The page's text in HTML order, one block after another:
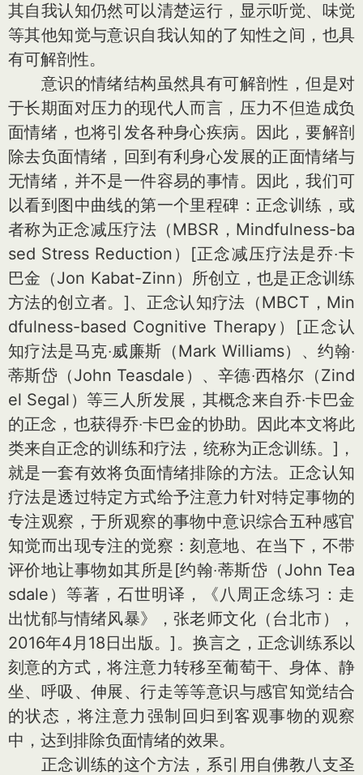
其自我认知仍然可以清楚运行，显示听觉、味觉
等其他知觉与意识自我认知的了知性之间，也具
有可解剖性。
意识的情绪结构虽然具有可解剖性，但是对
于长期面对压力的现代人而言，压力不但造成负
面情绪，也将引发各种身心疾病。因此，要解剖
除去负面情绪，回到有利身心发展的正面情绪与
无情绪，并不是一件容易的事情。因此，我们可
以看到图中曲线的第一个里程碑：正念训练，或
者称为正念减压疗法（MBSR，Mindfulness-ba
sed Stress Reduction） [正念减压疗法是乔‧卡
巴金（Jon Kabat-Zinn）所创立，也是正念训练
方法的创立者。]、正念认知疗法（MBCT，Min
dfulness-based Cognitive Therapy） [正念认
知疗法是马克‧威廉斯（Mark Williams）、约翰‧
蒂斯岱（John Teasdale）、辛德‧西格尔（Zind
el Segal）等三人所发展，其概念来自乔‧卡巴金
的正念，也获得乔‧卡巴金的协助。因此本文将此
类来自正念的训练和疗法，统称为正念训练。] ，
就是一套有效将负面情绪排除的方法。正念认知
疗法是透过特定方式给予注意力针对特定事物的
专注观察，于所观察的事物中意识综合五种感官
知觉而出现专注的觉察：刻意地、在当下，不带
评价地让事物如其所是[约翰‧蒂斯岱（John Tea
sdale）等著，石世明译，《八周正念练习：走
出忧郁与情绪风暴》，张老师文化（台北市），
2016年4月18日出版。] 。换言之，正念训练系以
刻意的方式，将注意力转移至葡萄干、身体、静
坐、呼吸、伸展、行走等等意识与感官知觉结合
的状态，将注意力强制回归到客观事物的观察
中，达到排除负面情绪的效果。
正念训练的这个方法，系引用自佛教八支圣